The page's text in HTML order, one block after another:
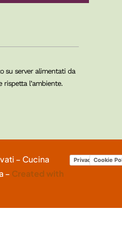
su server alimentati da
rispetta l’ambiente.
– Cucina
– Created with
Privacy Policy
Cookie